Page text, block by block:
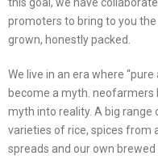
promoters to bring to you
grown, honestly packed.
We live in an era where
become a myth. neofarmers
myth into reality. A big
varieties of rice, spices from
spreads and our own